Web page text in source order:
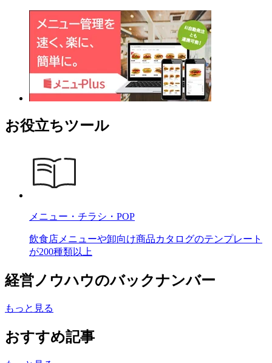
お役立ちツール
メニュー・チラシ・POP
飲食店メニューや卸向け商品カタログのテンプレート
が200種類以上
経営ノウハウのバックナンバー
もっと見る
おすすめ記事